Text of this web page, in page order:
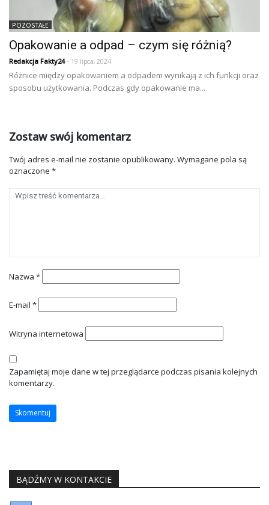
POZOSTAŁE
Opakowanie a odpad – czym się różnią?
Redakcja Fakty24- 19 lipca, 2024
Różnice między opakowaniem a odpadem wynikają z ich funkcji oraz
sposobu użytkowania. Podczas gdy opakowanie ma...
Zostaw swój komentarz
Twój adres e-mail nie zostanie opublikowany. Wymagane pola są
oznaczone *
Nazwa *
E-mail *
Witryna internetowa
Zapamiętaj moje dane w tej przeglądarce podczas pisania kolejnych
komentarzy.
BĄDŹMY W KONTAKCIE